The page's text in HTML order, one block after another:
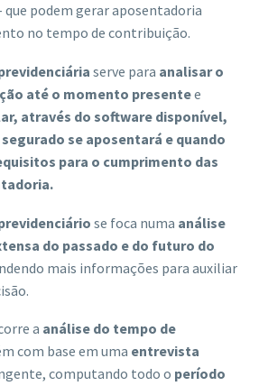
que podem gerar aposentadoria
no tempo de contribuição.
serve para analisar o
até o momento presentee
através do software disponível,
se aposentará e quando
para o cumprimento das
se foca numa análise
do passado e do futuro do
mais informações para auxiliar
a análise do tempo de
com base em uma entrevista
computando todo o período